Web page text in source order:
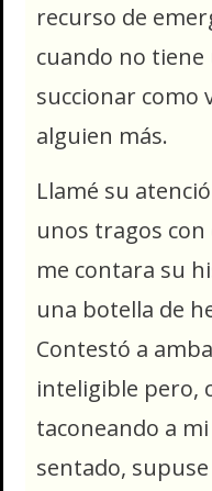
recurso de
cuando no tiene
succionar como
alguien más.
Llamé su
unos tragos con
me contara su
una botella de
Contestó a
inteligible pero,
taconeando a
sentado,